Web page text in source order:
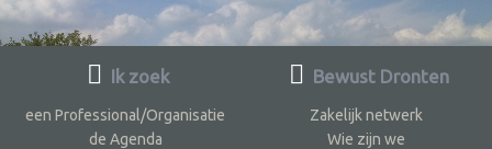
Ik zoek
een Professional/Organisatie
de Agenda
Bewust Dronten
Zakelijk netwerk
Wie zijn we